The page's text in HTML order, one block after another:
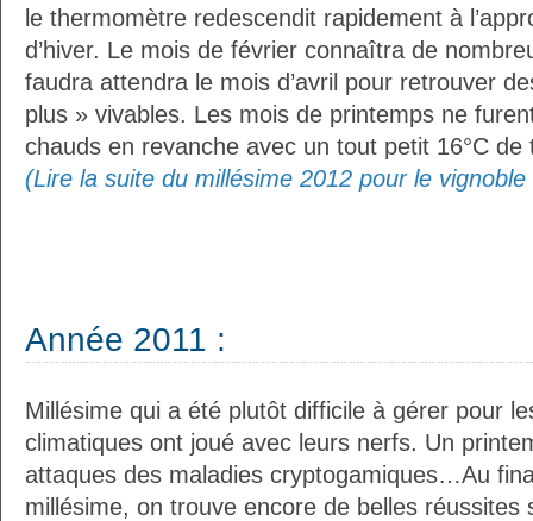
le thermomètre redescendit rapidement à
d’hiver. Le mois de février connaîtra de
faudra attendra le mois d’avril pour retrouver
plus » vivables. Les mois de printemps ne
chauds en revanche avec un tout petit 16°C
(Lire la suite du millésime 2012 pour le
Année 2011 :
Millésime qui a été plutôt difficile à gérer pour
climatiques ont joué avec leurs nerfs. Un
attaques des maladies cryptogamiques…Au
millésime, on trouve encore de belles réussites